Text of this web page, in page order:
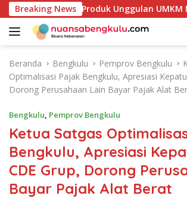
a
Breaking News
Potensi Produk Unggulan UMKM
Beranda Bengkulu Pemprov Bengkulu
Optimalisasi Pajak Bengkulu, Apresiasi
Dorong Perusahaan Lain Bayar Pajak Alat
Bengkulu, Pemprov Bengkulu
Ketua Satgas
Bengkulu, Apresiasi
CDE Grup, Dorong
Bayar Pajak Alat Berat